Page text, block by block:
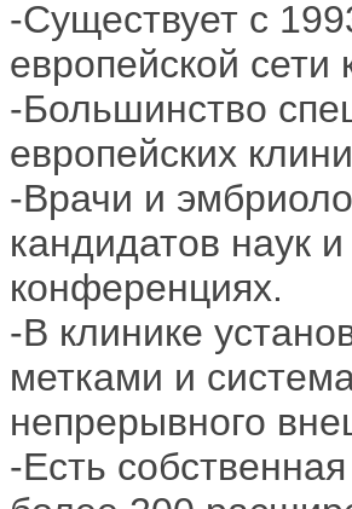
-Существует с
европейской
-Большинство
европейских
-Врачи и
кандидатов наук
конференциях.
-В клинике
метками и
непрерывного
-Есть